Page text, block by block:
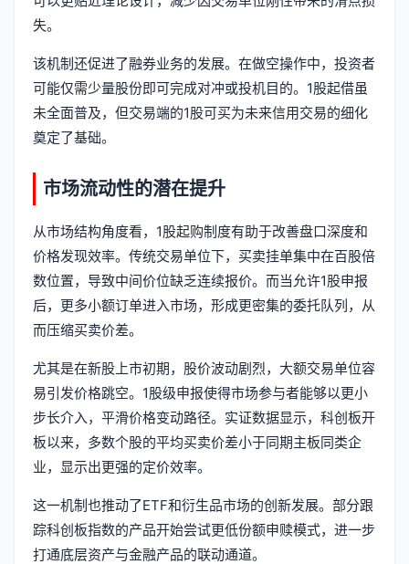
失。
该机制还促进了融券业务的发展。在做空操作中，投资者
可能仅需少量股份即可完成对冲或投机目的。1股起借虽
未全面普及，但交易端的1股可买为未来信用交易的细化
奠定了基础。
市场流动性的潜在提升
从市场结构角度看，1股起购制度有助于改善盘口深度和
价格发现效率。传统交易单位下，买卖挂单集中在百股倍
数位置，导致中间价位缺乏连续报价。而当允许1股申报
后，更多小额订单进入市场，形成更密集的委托队列，从
而压缩买卖价差。
尤其是在新股上市初期，股价波动剧烈，大额交易单位容
易引发价格跳空。1股级申报使得市场参与者能够以更小
步长介入，平滑价格变动路径。实证数据显示，科创板开
板以来，多数个股的平均买卖价差小于同期主板同类企
业，显示出更强的定价效率。
这一机制也推动了ETF和衍生品市场的创新发展。部分跟
踪科创板指数的产品开始尝试更低份额申赎模式，进一步
打通底层资产与金融产品的联动通道。